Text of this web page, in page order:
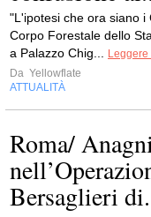
"L'ipotesi che ora siano i
Corpo Forestale dello
a Palazzo Chig...
Da Yellowflate
ATTUALITÀ
Roma/
Bersaglieri